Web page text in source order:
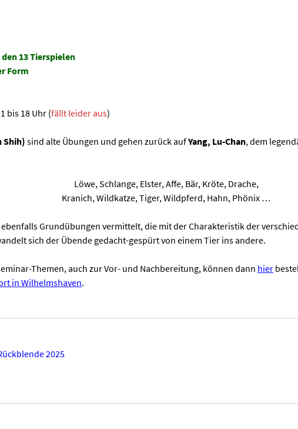
13 Tierspielen
Form
bis 18 Uhr (fällt leider aus)
Shih) sind alte Übungen und gehen zurück aufYang, Lu-Chan, dem
Löwe, Schlange, Elster, Affe, Bär, Kröte, Drache,
Kranich, Wildkatze, Tiger, Wildpferd, Hahn, Phönix …
Grundübungen vermittelt, die mit der Charakteristik der
sich der Übende gedacht-gespürt von einem Tier ins andere.
Themen, auch zur Vor- und Nachbereitung, können dann hier
in Wilhelmshaven.
2025